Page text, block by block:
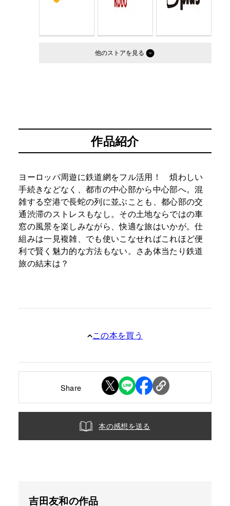
他のストア
作品紹介
ヨーロッパ周遊に鉄道網をフル活用！ 煩わしい
手続きなどなく、都市の中心部から中心部へ。混
雑する空港で長蛇の列に並ぶことも、都心部の交
通渋滞のストレスもなし。その土地ならではの車
窓の風景を楽しみながら、快適な旅はいかが。仕
組みは一見複雑、でも使いこなせればこれほど便
利で賢く魅力的な方法もない。さあ体当たり鉄道
旅の結末は？
この本を買う
Share
本の感想を送る
吉田友和の作品